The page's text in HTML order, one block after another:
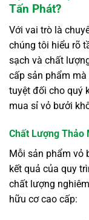
Tấn Phát?
Với vai trò là
chúng tôi hiểu rõ
sạch và chất
cấp sản phẩm
tuyệt đối cho quý
mua sỉ vỏ bưởi
Chất Lượng Thảo
Mỗi sản phẩm vỏ
kết quả của quy
chất lượng
hữu cơ cao cấp: